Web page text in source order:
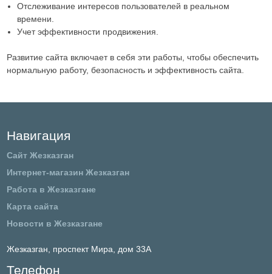
Отслеживание интересов пользователей в реальном
времени.
Учет эффективности продвижения.
Развитие сайта включает в себя эти работы, чтобы обеспечить
нормальную работу, безопасность и эффективность сайта.
Навигация
Сайт Жезказган
Интернет-магазин Жезказган
Работа в Жезказгане
Карта сайта
Новости в Жезказгане
Жезказган, проспект Мира, дом 33А
Телефон